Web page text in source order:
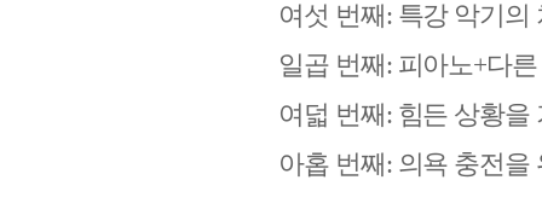
여섯 번째: 특강 악기의
일곱 번째: 피아노+다
여덟 번째: 힘든 상황을
아홉 번째: 의욕 충전을